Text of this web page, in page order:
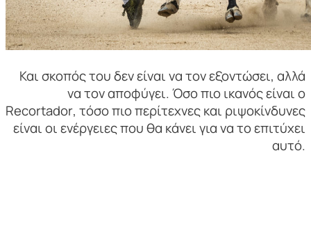
Και σκοπός του δεν είναι να τον εξοντώσει, αλλά
να τον αποφύγει. Όσο πιο ικανός είναι ο
Recortador, τόσο πιο περίτεχνες και ριψοκίνδυνες
είναι οι ενέργειες που θα κάνει για να το επιτύχει
αυτό.